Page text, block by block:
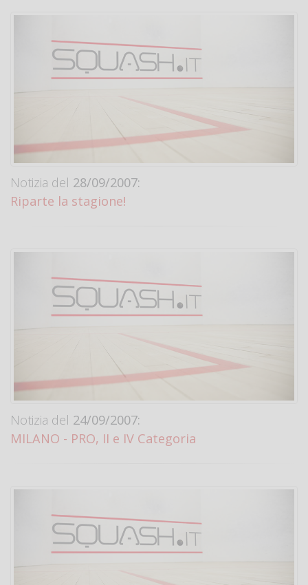
Notizia del 28/09/2007:
Riparte la stagione!
Notizia del 24/09/2007:
MILANO - PRO, II e IV Categoria